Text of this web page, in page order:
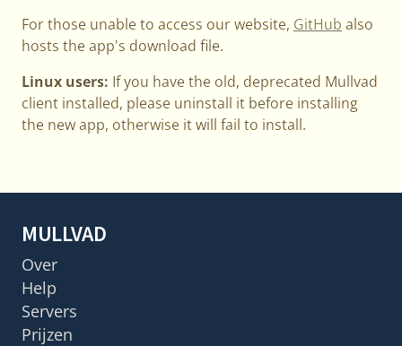
For those unable to access our website, GitHub also
hosts the app's download file.
Linux users: If you have the old, deprecated Mullvad
client installed, please uninstall it before installing
the new app, otherwise it will fail to install.
MULLVAD
Over
Help
Servers
Prijzen